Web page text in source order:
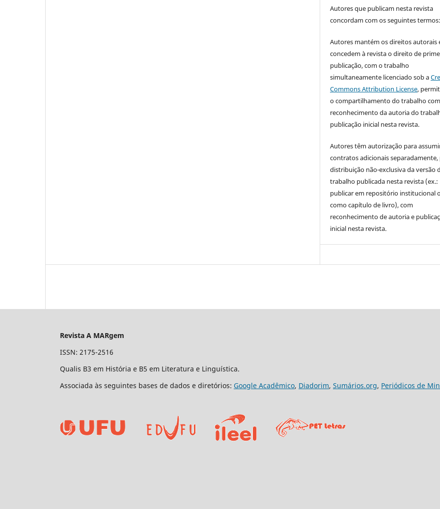
Autores que publicam nesta revista
concordam com os seguintes termos:
Autores mantém os direitos autorais
concedem à revista o direito de
publicação, com o trabalho
simultaneamente licenciado sob a
Commons Attribution License,
o compartilhamento do trabalho com
reconhecimento da autoria do
publicação inicial nesta revista.
Autores têm autorização para
contratos adicionais separadamente,
distribuição não-exclusiva da versão
trabalho publicada nesta revista (ex.:
publicar em repositório institucional
como capítulo de livro), com
reconhecimento de autoria e
inicial nesta revista.
Revista A MARgem
ISSN: 2175-2516
Qualis B3 em História e B5 em Literatura e Linguística.
Associada às seguintes bases de dados e diretórios: Google Acadêmico, Diadorim, Sumários.org, Periódicos de